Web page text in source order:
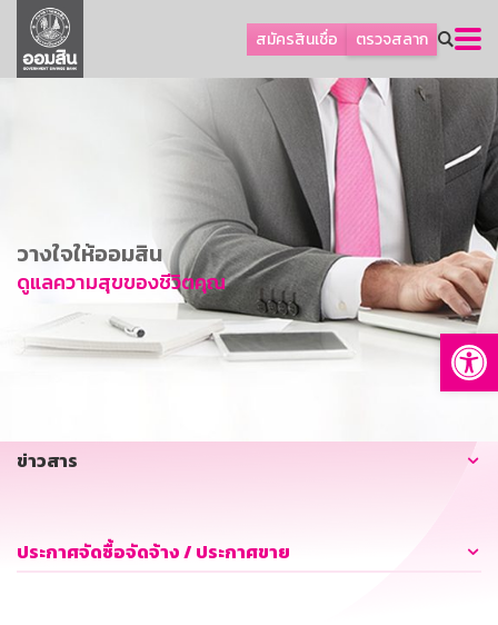
สมัครสินเชื่อ ตรวจสลาก
ลูกค้าธุรกิจ
ลูกค้าผู้ประกอบรายย่อย
การพัฒนาที่ยั่งยืน
ข่าวสาร
บริการทางการเงิน
อื่นๆ
วางใจให้ออมสิน
ดูแลความสุขของชีวิตคุณ
ข่าวสาร
ประกาศจัดซื้อจัดจ้าง / ประกาศขาย